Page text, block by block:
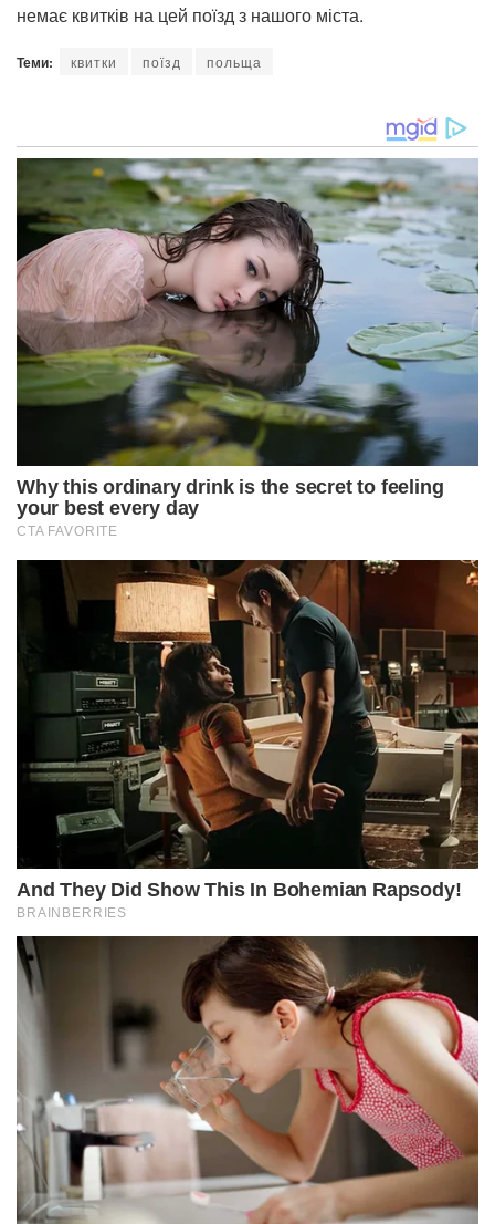
немає квитків на цей поїзд з нашого міста.
Теми: квитки поїзд польща